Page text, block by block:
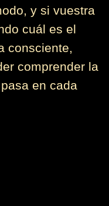
y si vuestra
cuál es el
consciente,
comprender la
en cada